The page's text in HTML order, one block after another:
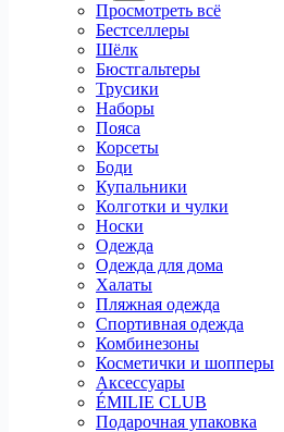
Просмотреть всё
Бестселлеры
Шёлк
Бюстгальтеры
Трусики
Наборы
Пояса
Корсеты
Боди
Купальники
Колготки и чулки
Носки
Одежда
Одежда для дома
Халаты
Пляжная одежда
Спортивная одежда
Комбинезоны
Косметички и шопперы
Аксессуары
ÉMILIE CLUB
Подарочная упаковка